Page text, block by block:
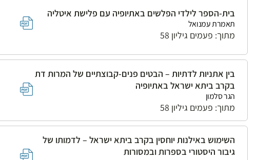
בית-הספר לילדי הפלשים באתיופיה עם פלישת איטליה
תאמרת עמנואל
מתוך: פעמים גיליון 58
בין אתניות לדתיות – הבטים פנים-קבוצתיים של המרות דת
בקרב ביתא ישראל באתיופיה
הגר סלמון
מתוך: פעמים גיליון 58
השימוש באילנות יוחסין בקרב ביתא ישראל – לדמותו של
גיבור היסטורי בספרות ובמסורות